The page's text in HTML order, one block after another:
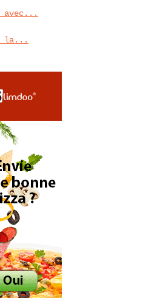
avec...
la...